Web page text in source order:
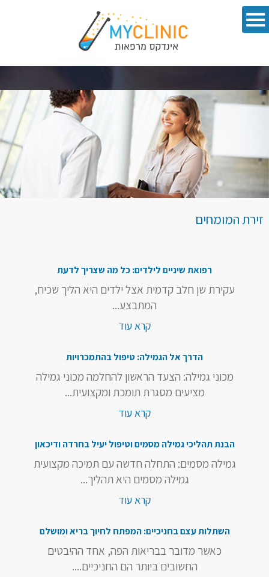
זירת המומחים
רפואת שיניים לילדים: כל מה שצריך לדעת
עקירת שן חלב קדמית אצל ילדים היא הליך שכיח,
המתבצע...
קרא עוד
הדרך אל הגמילה: טיפול בהתמכרויות
מכוני גמילה: הצעד הראשון להחלמה מכוני גמילה
מציעים מסגרת תומכת ומקצועית...
קרא עוד
הבנת תהליכי גמילה מסמים וטיפול יעיל בחרדה ודיכאון
גמילה מסמים: התחלה חדשה עם תמיכה מקצועית
גמילה מסמים היא תהליך...
קרא עוד
השתלות עצם בחניכיים: המפתח לחיוך בריא ומושלם
כאשר מדובר בבריאות הפה, אחד ההיבטים
החשובים ביותר הם החניכיים....